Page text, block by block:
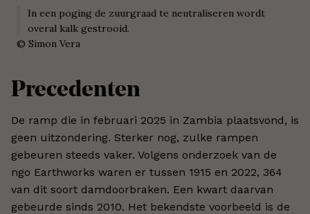
In een poging de zuurgraad te neutraliseren wordt
overal kalk gestrooid.
© Simon Vera
Precedenten
De ramp die in februari 2025 in Zambia plaatsvond, is
geen uitzondering. Sterker nog, zulke rampen
gebeuren steeds vaker. Volgens onderzoek van de
ngo Earthworks waren er tussen 1915 en 2022, 364
van dit soort damdoorbraken. Een kwart daarvan
gebeurde sinds 2010. Het bekendste voorbeeld is de